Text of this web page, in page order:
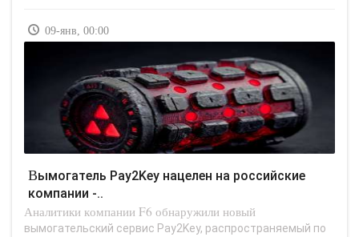
09-янв, 00:00
Вымогатель Pay2Key нацелен на российские
компании -..
Аналитики компании F6 обнаружили новый
вымогательский сервис Pay2Key, распространяемый по